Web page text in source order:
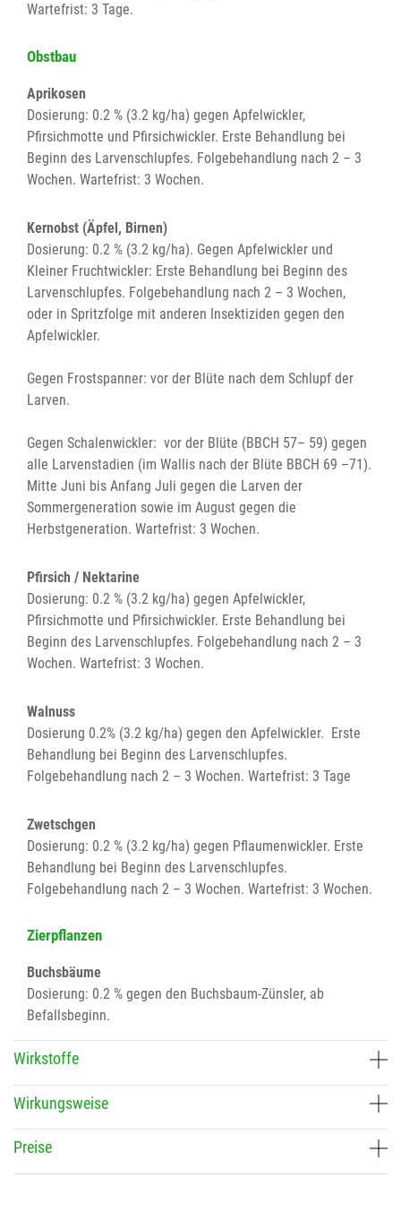
Wartefrist: 3 Tage.
Obstbau
Aprikosen
Dosierung: 0.2 % (3.2 kg/ha) gegen Apfelwickler,
Pfirsichmotte und Pfirsichwickler. Erste Behandlung bei
Beginn des Larvenschlupfes. Folgebehandlung nach 2 – 3
Wochen. Wartefrist: 3 Wochen.
Kernobst (Äpfel, Birnen)
Dosierung: 0.2 % (3.2 kg/ha). Gegen Apfelwickler und
Kleiner Fruchtwickler: Erste Behandlung bei Beginn des
Larvenschlupfes. Folgebehandlung nach 2 – 3 Wochen,
oder in Spritzfolge mit anderen Insektiziden gegen den
Apfelwickler.
Gegen Frostspanner: vor der Blüte nach dem Schlupf der
Larven.
Gegen Schalenwickler: vor der Blüte (BBCH 57– 59) gegen
alle Larvenstadien (im Wallis nach der Blüte BBCH 69 –71).
Mitte Juni bis Anfang Juli gegen die Larven der
Sommergeneration sowie im August gegen die
Herbstgeneration. Wartefrist: 3 Wochen.
Pfirsich / Nektarine
Dosierung: 0.2 % (3.2 kg/ha) gegen Apfelwickler,
Pfirsichmotte und Pfirsichwickler. Erste Behandlung bei
Beginn des Larvenschlupfes. Folgebehandlung nach 2 – 3
Wochen. Wartefrist: 3 Wochen.
Walnuss
Dosierung 0.2% (3.2 kg/ha) gegen den Apfelwickler. Erste
Behandlung bei Beginn des Larvenschlupfes.
Folgebehandlung nach 2 – 3 Wochen. Wartefrist: 3 Tage
Zwetschgen
Dosierung: 0.2 % (3.2 kg/ha) gegen Pflaumenwickler. Erste
Behandlung bei Beginn des Larvenschlupfes.
Folgebehandlung nach 2 – 3 Wochen. Wartefrist: 3 Wochen.
Zierpflanzen
Buchsbäume
Dosierung: 0.2 % gegen den Buchsbaum-Zünsler, ab
Befallsbeginn.
Wirkstoffe
Wirkungsweise
Preise